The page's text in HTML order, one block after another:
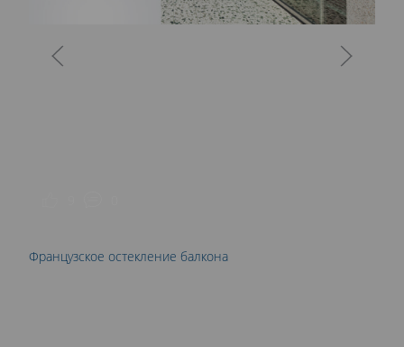
Французское остекление балкона